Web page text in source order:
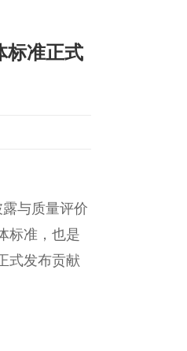
标准正式
与质量评价
标准，也是
式发布贡献